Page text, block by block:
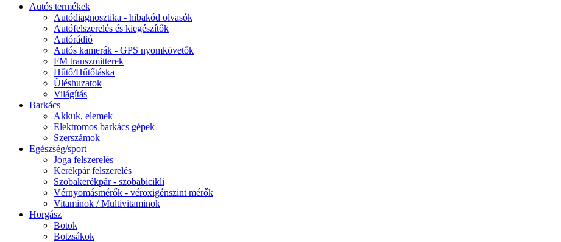
Autós termékek
Autódiagnosztika - hibakód olvasók
Autófelszerelés és kiegészítők
Autórádió
Autós kamerák - GPS nyomkövetők
FM transzmitterek
Hűtő/Hűtőtáska
Üléshuzatok
Világítás
Barkács
Akkuk, elemek
Elektromos barkács gépek
Szerszámok
Egészség/sport
Jóga felszerelés
Kerékpár felszerelés
Szobakerékpár - szobabicikli
Vérnyomásmérők - véroxigénszint mérők
Vitaminok / Multivitaminok
Horgász
Botok
Botzsákok